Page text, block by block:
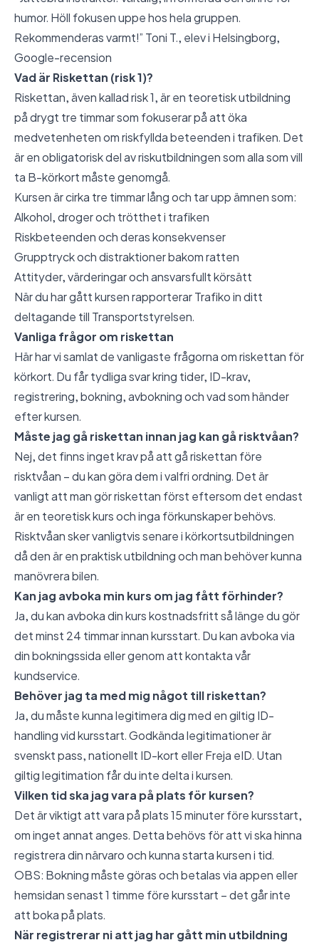
humor. Höll fokusen uppe hos hela gruppen.
Rekommenderas varmt!” Toni T., elev i Helsingborg,
Google-recension
Vad är Riskettan (risk 1)?
Riskettan, även kallad risk 1, är en teoretisk utbildning
på drygt tre timmar som fokuserar på att öka
medvetenheten om riskfyllda beteenden i trafiken. Det
är en obligatorisk del av riskutbildningen som alla som vill
ta B-körkort måste genomgå.
Kursen är cirka tre timmar lång och tar upp ämnen som:
Alkohol, droger och trötthet i trafiken
Riskbeteenden och deras konsekvenser
Grupptryck och distraktioner bakom ratten
Attityder, värderingar och ansvarsfullt körsätt
När du har gått kursen rapporterar Trafiko in ditt
deltagande till Transportstyrelsen.
Vanliga frågor om riskettan
Här har vi samlat de vanligaste frågorna om riskettan för
körkort. Du får tydliga svar kring tider, ID-krav,
registrering, bokning, avbokning och vad som händer
efter kursen.
Måste jag gå riskettan innan jag kan gå risktvåan?
Nej, det finns inget krav på att gå riskettan före
risktvåan – du kan göra dem i valfri ordning. Det är
vanligt att man gör riskettan först eftersom det endast
är en teoretisk kurs och inga förkunskaper behövs.
Risktvåan sker vanligtvis senare i körkortsutbildningen
då den är en praktisk utbildning och man behöver kunna
manövrera bilen.
Kan jag avboka min kurs om jag fått förhinder?
Ja, du kan avboka din kurs kostnadsfritt så länge du gör
det minst 24 timmar innan kursstart. Du kan avboka via
din bokningssida eller genom att kontakta vår
kundservice.
Behöver jag ta med mig något till riskettan?
Ja, du måste kunna legitimera dig med en giltig ID-
handling vid kursstart. Godkända legitimationer är
svenskt pass, nationellt ID-kort eller Freja eID. Utan
giltig legitimation får du inte delta i kursen.
Vilken tid ska jag vara på plats för kursen?
Det är viktigt att vara på plats 15 minuter före kursstart,
om inget annat anges. Detta behövs för att vi ska hinna
registrera din närvaro och kunna starta kursen i tid.
OBS: Bokning måste göras och betalas via appen eller
hemsidan senast 1 timme före kursstart – det går inte
att boka på plats.
När registrerar ni att jag har gått min utbildning